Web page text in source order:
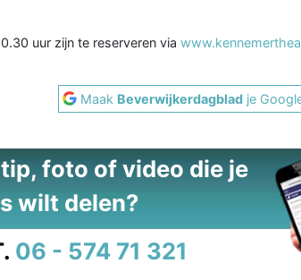
uur zijn te reserveren via
Maak Beverwijkerdagblad je
foto of video die je
wilt delen?
06 - 574 71 321